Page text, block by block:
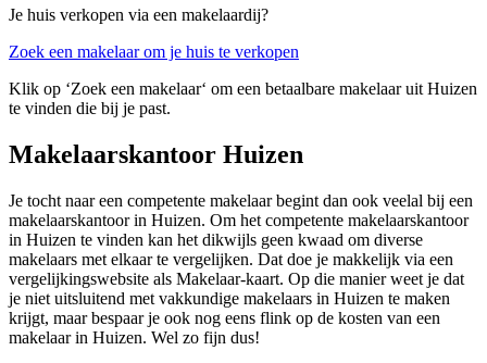
Je huis verkopen via een makelaardij?
Zoek een makelaar om je huis te verkopen
Klik op ‘Zoek een makelaar‘ om een betaalbare makelaar uit Huizen
te vinden die bij je past.
Makelaarskantoor Huizen
Je tocht naar een competente makelaar begint dan ook veelal bij een
makelaarskantoor in Huizen. Om het competente makelaarskantoor
in Huizen te vinden kan het dikwijls geen kwaad om diverse
makelaars met elkaar te vergelijken. Dat doe je makkelijk via een
vergelijkingswebsite als Makelaar-kaart. Op die manier weet je dat
je niet uitsluitend met vakkundige makelaars in Huizen te maken
krijgt, maar bespaar je ook nog eens flink op de kosten van een
makelaar in Huizen. Wel zo fijn dus!